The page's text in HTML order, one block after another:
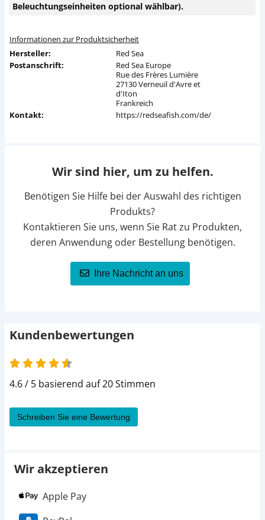
Beleuchtungseinheiten optional wählbar).
Informationen zur Produktsicherheit
Hersteller:
Red Sea
Postanschrift:
Red Sea Europe
Rue des Frères Lumière
27130 Verneuil d'Avre et
d'Iton
Frankreich
Kontakt:
https://redseafish.com/de/
Wir sind hier, um zu helfen.
Benötigen Sie Hilfe bei der Auswahl des richtigen
Produkts?
Kontaktieren Sie uns, wenn Sie Rat zu Produkten,
deren Anwendung oder Bestellung benötigen.
Ihre Nachricht an uns
Kundenbewertungen
4.6 von 5
4.6 / 5 basierend auf 20 Stimmen
Schreiben Sie eine Bewertung
Wir akzeptieren
Apple Pay